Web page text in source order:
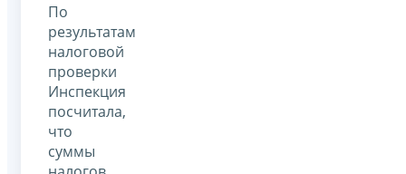
По
результатам
налоговой
проверки
Инспекция
посчитала,
что
суммы